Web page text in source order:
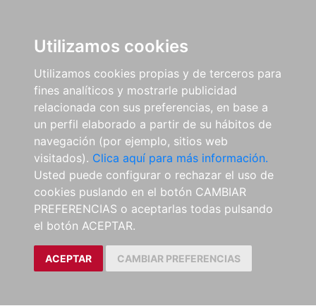
Utilizamos cookies
Utilizamos cookies propias y de terceros para
fines analíticos y mostrarle publicidad
relacionada con sus preferencias, en base a
un perfil elaborado a partir de su hábitos de
navegación (por ejemplo, sitios web
visitados). Clica aquí para más información.
Usted puede configurar o rechazar el uso de
cookies puslando en el botón CAMBIAR
PREFERENCIAS o aceptarlas todas pulsando
el botón ACEPTAR.
ACEPTAR CAMBIAR PREFERENCIAS